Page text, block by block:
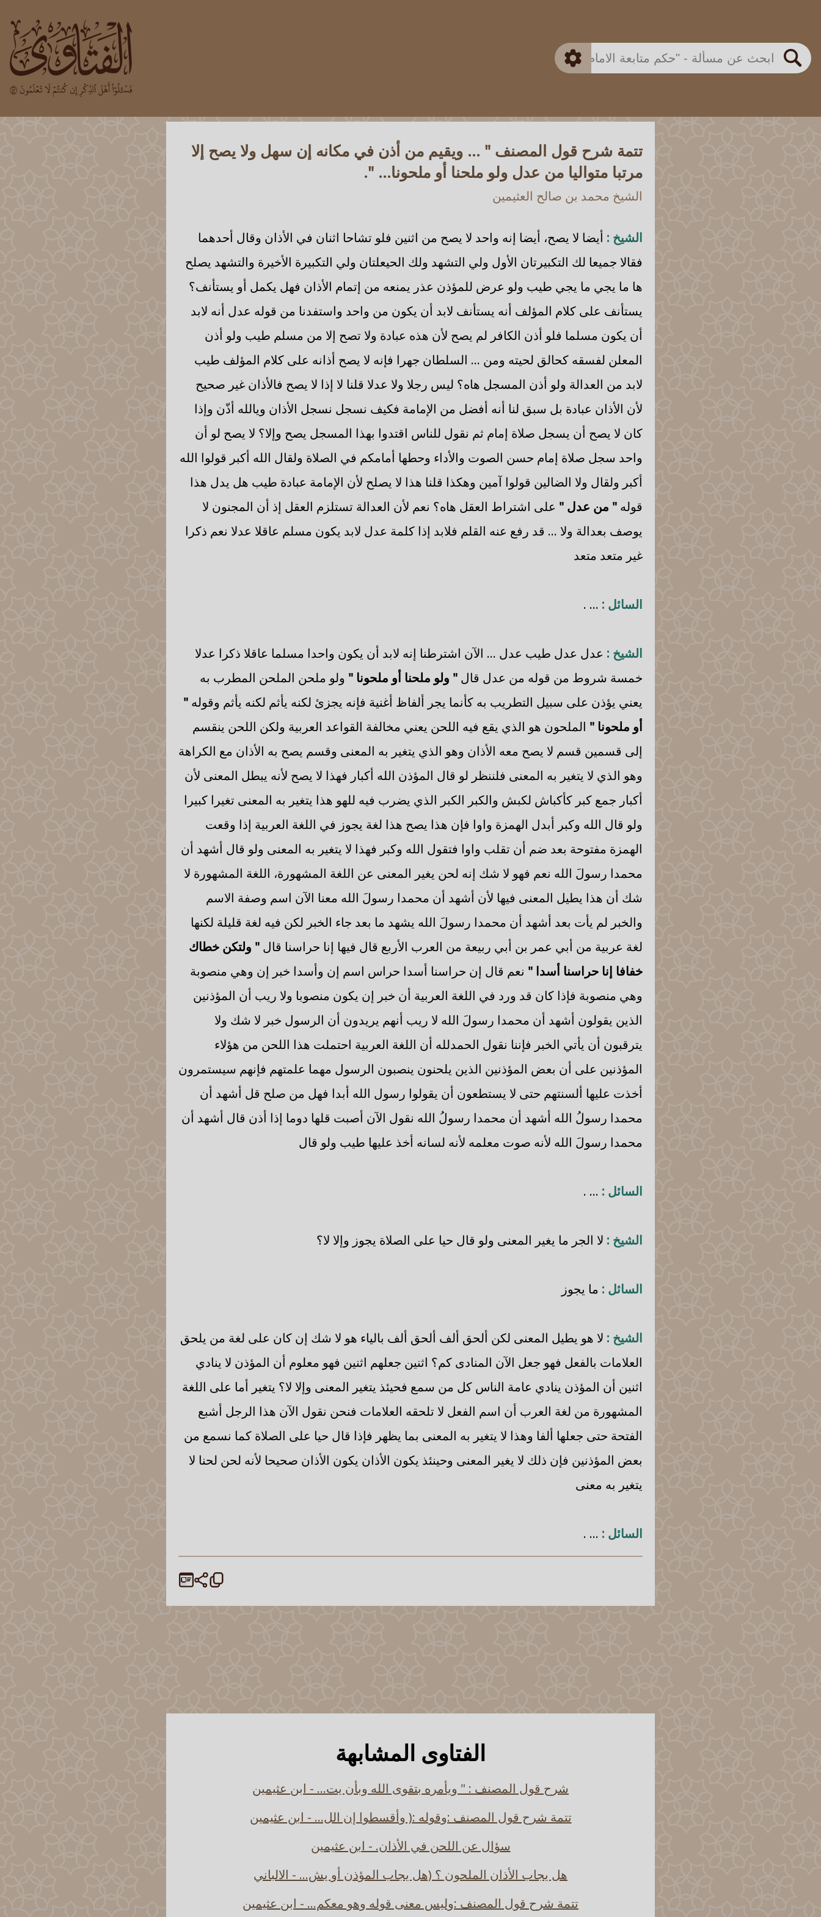
بحث
اللجنة الدائمة
متقدم
تتمة شرح قول المصنف " ... ويقيم من أذن في مكانه إن سهل ولا يصح إلا
مرتبا متواليا من عدل ولو ملحنا أو ملحونا... ".
الشيخ محمد بن صالح العثيمين
الشيخ : أيضا لا يصح، أيضا إنه واحد لا يصح من اثنين فلو تشاحا اثنان في الأذان وقال أحدهما
فقالا جميعا لك التكبيرتان الأول ولي التشهد ولك الحيعلتان ولي التكبيرة الأخيرة والتشهد يصلح
ها ما يجي ما يجي طيب ولو عرض للمؤذن عذر يمنعه من إتمام الأذان فهل يكمل أو يستأنف؟
يستأنف على كلام المؤلف أنه يستأنف لابد أن يكون من واحد واستفدنا من قوله عدل أنه لابد
أن يكون مسلما فلو أذن الكافر لم يصح لأن هذه عبادة ولا تصح إلا من مسلم طيب ولو أذن
المعلن لفسقه كحالق لحيته ومن ... السلطان جهرا فإنه لا يصح أذانه على كلام المؤلف طيب
لابد من العدالة ولو أذن المسجل هاه؟ ليس رجلا ولا عدلا قلنا لا إذا لا يصح فالأذان غير صحيح
لأن الأذان عبادة بل سبق لنا أنه أفضل من الإمامة فكيف نسجل نسجل الأذان ويالله أذّن وإذا
كان لا يصح أن يسجل صلاة إمام ثم نقول للناس اقتدوا بهذا المسجل يصح وإلا؟ لا يصح لو أن
واحد سجل صلاة إمام حسن الصوت والأداء وحطها أمامكم في الصلاة ولقال الله أكبر قولوا الله
أكبر ولقال ولا الضالين قولوا آمين وهكذا قلنا هذا لا يصلح لأن الإمامة عبادة طيب هل يدل هذا
قوله " من عدل " على اشتراط العقل هاه؟ نعم لأن العدالة تستلزم العقل إذ أن المجنون لا
يوصف بعدالة ولا ... قد رفع عنه القلم فلابد إذا كلمة عدل لابد يكون مسلم عاقلا عدلا نعم ذكرا
غير متعد متعد
السائل : ... .
الشيخ : عدل عدل طيب عدل ... الآن اشترطنا إنه لابد أن يكون واحدا مسلما عاقلا ذكرا عدلا
خمسة شروط من قوله من عدل قال " ولو ملحنا أو ملحونا " ولو ملحن الملحن المطرب به
يعني يؤذن على سبيل التطريب به كأنما يجر ألفاظ أغنية فإنه يجزئ لكنه يأثم لكنه يأثم وقوله "
أو ملحونا " الملحون هو الذي يقع فيه اللحن يعني مخالفة القواعد العربية ولكن اللحن ينقسم
إلى قسمين قسم لا يصح معه الأذان وهو الذي يتغير به المعنى وقسم يصح به الأذان مع الكراهة
وهو الذي لا يتغير به المعنى فلننظر لو قال المؤذن الله أكبار فهذا لا يصح لأنه يبطل المعنى لأن
أكبار جمع كبر كأكباش لكبش والكبر الكبر الذي يضرب فيه للهو هذا يتغير به المعنى تغيرا كبيرا
ولو قال الله وكبر أبدل الهمزة واوا فإن هذا يصح هذا لغة يجوز في اللغة العربية إذا وقعت
الهمزة مفتوحة بعد ضم أن تقلب واوا فتقول الله وكبر فهذا لا يتغير به المعنى ولو قال أشهد أن
محمدا رسولَ الله نعم فهو لا شك إنه لحن يغير المعنى عن اللغة المشهورة، اللغة المشهورة لا
شك أن هذا يطيل المعنى فيها لأن أشهد أن محمدا رسولَ الله معنا الآن اسم وصفة الاسم
والخبر لم يأت بعد أشهد أن محمدا رسولَ الله يشهد ما بعد جاء الخبر لكن فيه لغة قليلة لكنها
لغة عربية من أبي عمر بن أبي ربيعة من العرب الأربع قال فيها إنا حراسنا قال " ولتكن خطاك
خفافا إنا حراسنا أسدا " نعم قال إن حراسنا أسدا حراس اسم إن وأسدا خبر إن وهي منصوبة
وهي منصوبة فإذا كان قد ورد في اللغة العربية أن خبر إن يكون منصوبا ولا ريب أن المؤذنين
الذين يقولون أشهد أن محمدا رسولَ الله لا ريب أنهم يريدون أن الرسول خبر لا شك ولا
يترقبون أن يأتي الخبر فإننا نقول الحمدلله أن اللغة العربية احتملت هذا اللحن من هؤلاء
المؤذنين على أن بعض المؤذنين الذين يلحنون ينصبون الرسول مهما علمتهم فإنهم سيستمرون
أخذت عليها ألسنتهم حتى لا يستطعون أن يقولوا رسول الله أبدا فهل من صلح قل أشهد أن
محمدا رسولُ الله أشهد أن محمدا رسولُ الله نقول الآن أصبت قلها دوما إذا أذن قال أشهد أن
محمدا رسولَ الله لأنه صوت معلمه لأنه لسانه أخذ عليها طيب ولو قال
السائل : ... .
الشيخ : لا الجر ما يغير المعنى ولو قال حيا على الصلاة يجوز وإلا لا؟
السائل : ما يجوز
الشيخ : لا هو يطيل المعنى لكن ألحق ألف ألحق ألف بالياء هو لا شك إن كان على لغة من يلحق
العلامات بالفعل فهو جعل الآن المنادى كم؟ اثنين جعلهم اثنين فهو معلوم أن المؤذن لا ينادي
اثنين أن المؤذن ينادي عامة الناس كل من سمع فحيئذ يتغير المعنى وإلا لا؟ يتغير أما على اللغة
المشهورة من لغة العرب أن اسم الفعل لا تلحقه العلامات فنحن نقول الآن هذا الرجل أشبع
الفتحة حتى جعلها ألفا وهذا لا يتغير به المعنى بما يظهر فإذا قال حيا على الصلاة كما نسمع من
بعض المؤذنين فإن ذلك لا يغير المعنى وحينئذ يكون الأذان يكون الأذان صحيحا لأنه لحن لحنا لا
يتغير به معنى
السائل : ... .
الفتاوى المشابهة
شرح قول المصنف : " ويأمره بتقوى الله وبأن يت... - ابن عثيمين
تتمة شرح قول المصنف :وقوله :( وأقسطوا إن الل... - ابن عثيمين
سؤال عن اللحن في الأذان. - ابن عثيمين
هل يجاب الأذان الملحون ؟ (هل يجاب المؤذن أو يش... - الالباني
تتمة شرح قول المصنف :وليس معنى قوله وهو معكم... - ابن عثيمين